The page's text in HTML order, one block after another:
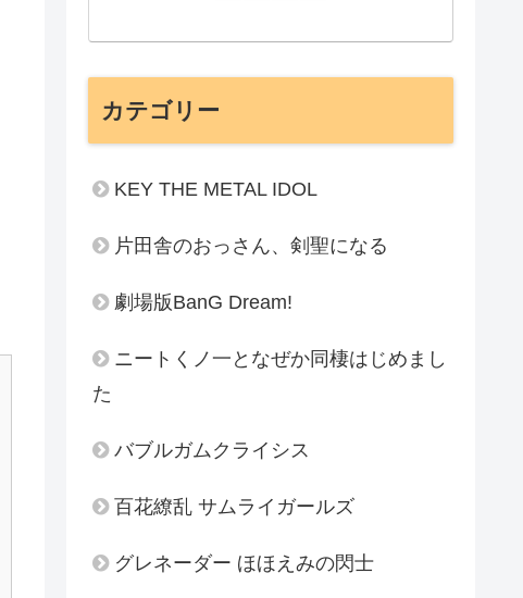
カテゴリー
KEY THE METAL IDOL
片田舎のおっさん、剣聖になる
劇場版BanG Dream!
ニートくノ一となぜか同棲はじめまし
た
バブルガムクライシス
百花繚乱 サムライガールズ
グレネーダー ほほえみの閃士